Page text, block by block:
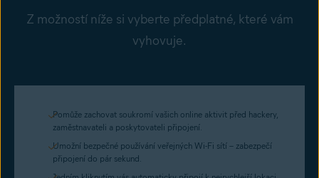
Z možností níže si vyberte předplatné, které vám
vyhovuje.
Pomůže zachovat soukromí vašich online aktivit před hackery,
zaměstnavateli a poskytovateli připojení.
Umožní bezpečné používání veřejných Wi-Fi sítí – zabezpečí
připojení do pár sekund.